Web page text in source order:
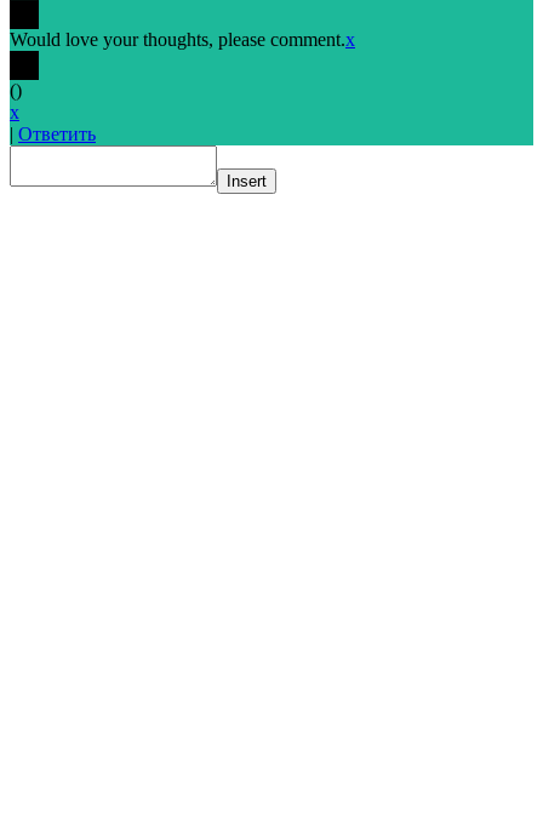
Would love your thoughts, please comment.x
()
x
| Ответить
Insert